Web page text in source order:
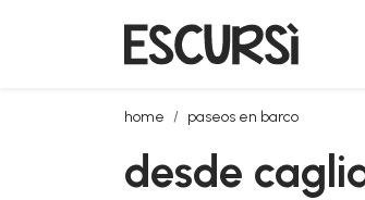
home paseos en barco
desde cagliari: excursión en
desde